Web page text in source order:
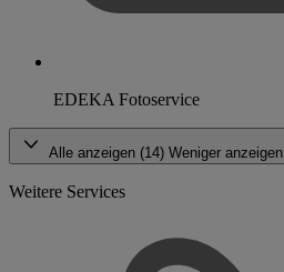
EDEKA Fotoservice
Alle anzeigen (14) Weniger anzeigen
Weitere Services